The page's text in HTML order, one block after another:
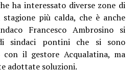
ha interessato diverse zone di
più calda, che è anche
Francesco Ambrosino si
sindaci pontini che si sono
il gestore Acqualatina, ma
adottate soluzioni.